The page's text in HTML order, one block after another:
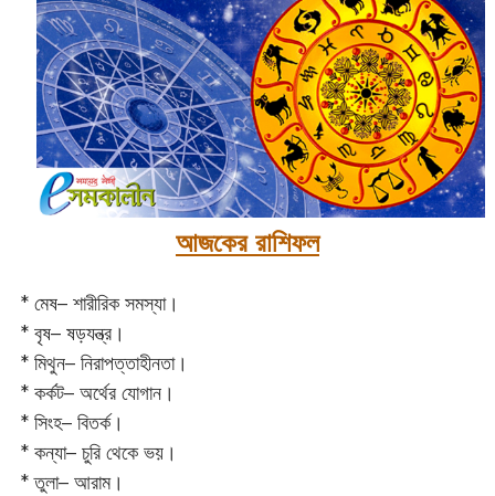
আজকের রাশিফল
* মেষ– শারীরিক সমস্যা।
* বৃষ– ষড়যন্ত্র।
* মিথুন– নিরাপত্তাহীনতা।
* কর্কট– অর্থের যোগান।
* সিংহ– বিতর্ক।
* কন্যা– চুরি থেকে ভয়।
* তুলা– আরাম।